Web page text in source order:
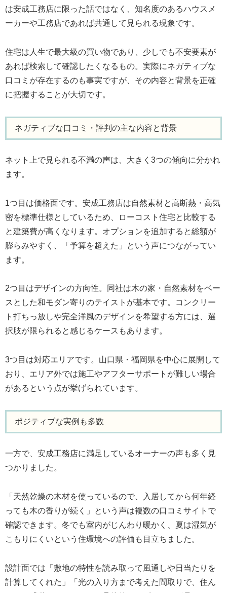
は安成工務店に限った話ではなく、知名度のあるハウスメ
ーカーや工務店であれば共通して見られる現象です。
住宅は人生で最大級の買い物であり、少しでも不安要素が
あれば検索して確認したくなるもの。実際にネガティブな
口コミが存在するのも事実ですが、その内容と背景を正確
に把握することが大切です。
ネガティブな口コミ・評判の主な内容と背景
ネット上で見られる不満の声は、大きく3つの傾向に分かれ
ます。
1つ目は価格面です。安成工務店は自然素材と高断熱・高気
密を標準仕様としているため、ローコスト住宅と比較する
と建築費が高くなります。オプションを追加すると総額が
膨らみやすく、「予算を超えた」という声につながってい
ます。
2つ目はデザインの方向性。同社は木の家・自然素材をベー
スとした和モダン寄りのテイストが基本です。コンクリー
ト打ちっ放しや完全洋風のデザインを希望する方には、選
択肢が限られると感じるケースもあります。
3つ目は対応エリアです。山口県・福岡県を中心に展開して
おり、エリア外では施工やアフターサポートが難しい場合
があるという点が挙げられています。
ポジティブな実例も多数
一方で、安成工務店に満足しているオーナーの声も多く見
つかりました。
「天然乾燥の木材を使っているので、入居してから何年経
っても木の香りが続く」という声は複数の口コミサイトで
確認できます。冬でも室内がじんわり暖かく、夏は湿気が
こもりにくいという住環境への評価も目立ちました。
設計面では「敷地の特性を読み取って風通しや日当たりを
計算してくれた」「光の入り方まで考えた間取りで、住ん